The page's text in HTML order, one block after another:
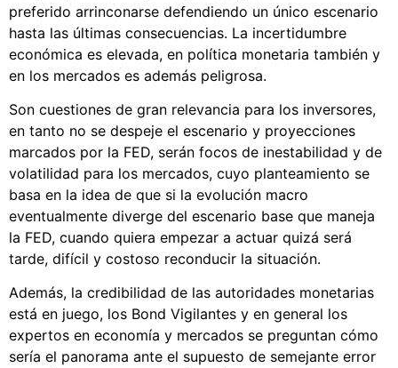
preferido arrinconarse defendiendo un único escenario
hasta las últimas consecuencias. La incertidumbre
económica es elevada, en política monetaria también y
en los mercados es además peligrosa.
Son cuestiones de gran relevancia para los inversores,
en tanto no se despeje el escenario y proyecciones
marcados por la FED, serán focos de inestabilidad y de
volatilidad para los mercados, cuyo planteamiento se
basa en la idea de que si la evolución macro
eventualmente diverge del escenario base que maneja
la FED, cuando quiera empezar a actuar quizá será
tarde, difícil y costoso reconducir la situación.
Además, la credibilidad de las autoridades monetarias
está en juego, los Bond Vigilantes y en general los
expertos en economía y mercados se preguntan cómo
sería el panorama ante el supuesto de semejante error